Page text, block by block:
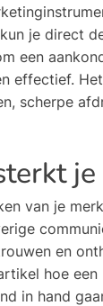
je direct
een
effectief.
scherpe
van je
en
hoe
in hand